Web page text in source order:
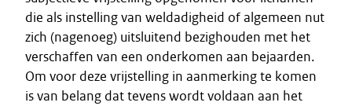
die als instelling van weldadigheid of algemeen nut
zich (nagenoeg) uitsluitend bezighouden met het
verschaffen van een onderkomen aan bejaarden.
Om voor deze vrijstelling in aanmerking te komen
is van belang dat tevens wordt voldaan aan het